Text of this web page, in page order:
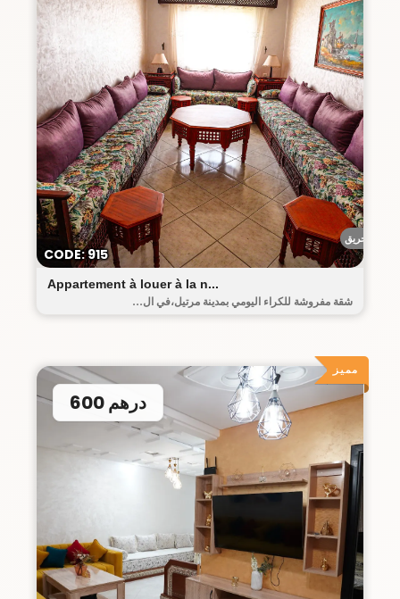
أحريق
Appartement à louer à la n...
شقة مفروشة للكراء اليومي بمدينة مرتيل،في ال...
CODE: 915
مميز
600 درهم